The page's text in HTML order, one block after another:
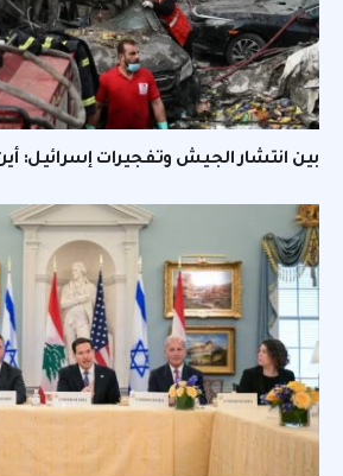
بين انتشار الجيش وتفجيرات إسرائيل: